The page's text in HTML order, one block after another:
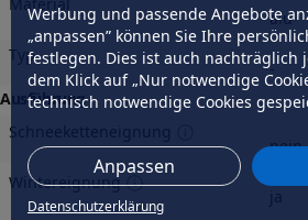
Werbung und passende Angebote
„anpassen” können Sie Ihre
festlegen. Dies ist auch nachträglich
dem Klick auf „Nur notwendige
technisch notwendige Cookies
Anpassen
Datenschutzerklärung
alu
Typ
-
Ausführung
Schneeketteneignung
nein
Wintereignung